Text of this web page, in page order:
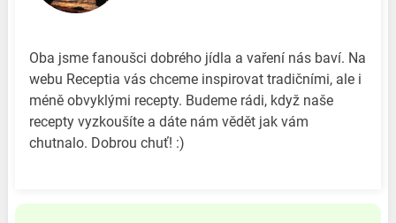
Oba jsme fanoušci dobrého jídla a vaření nás baví. Na
webu Receptia vás chceme inspirovat tradičními, ale i
méně obvyklými recepty. Budeme rádi, když naše
recepty vyzkoušíte a dáte nám vědět jak vám
chutnalo. Dobrou chuť! :)